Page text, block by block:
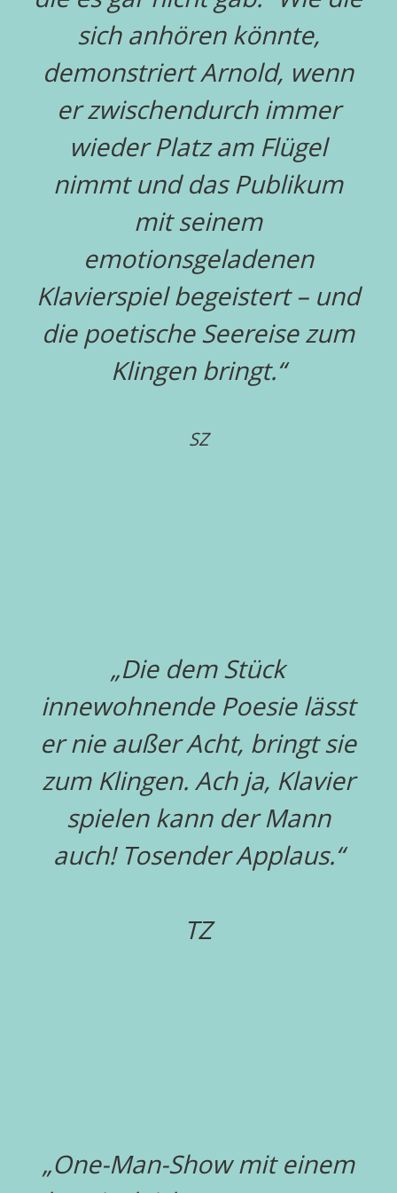
sich anhören könnte,
demonstriert Arnold, wenn
er zwischendurch immer
wieder Platz am Flügel
nimmt und das Publikum
mit seinem
emotionsgeladenen
Klavierspiel begeistert – und
die poetische Seereise zum
Klingen bringt.“
SZ
„Die dem Stück
innewohnende Poesie lässt
er nie außer Acht, bringt sie
zum Klingen. Ach ja, Klavier
spielen kann der Mann
auch! Tosender Applaus.“
TZ
„One-Man-Show mit einem